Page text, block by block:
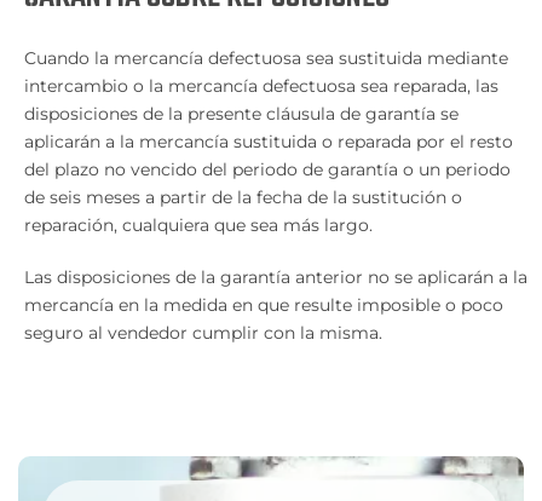
Cuando la mercancía defectuosa sea sustituida mediante
intercambio o la mercancía defectuosa sea reparada, las
disposiciones de la presente cláusula de garantía se
aplicarán a la mercancía sustituida o reparada por el resto
del plazo no vencido del periodo de garantía o un periodo
de seis meses a partir de la fecha de la sustitución o
reparación, cualquiera que sea más largo.
Las disposiciones de la garantía anterior no se aplicarán a la
mercancía en la medida en que resulte imposible o poco
seguro al vendedor cumplir con la misma.